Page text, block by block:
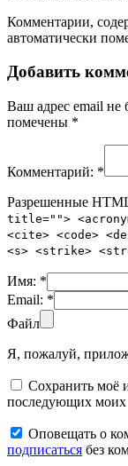
Комментарии,
автоматически
Добавить
Ваш адрес email не
помечены *
Комментарий: *
Разрешенные
title="">
<cite> <code>
<s> <strike>
Имя: *
Email: *
Файл
Я, пожалуй,
Сохранить моё
последующих моих
Оповещать о
подписаться без